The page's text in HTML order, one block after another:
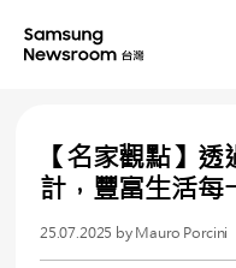
【名家觀點】
計，豐富生活每
25.07.2025 by Mauro Porcini